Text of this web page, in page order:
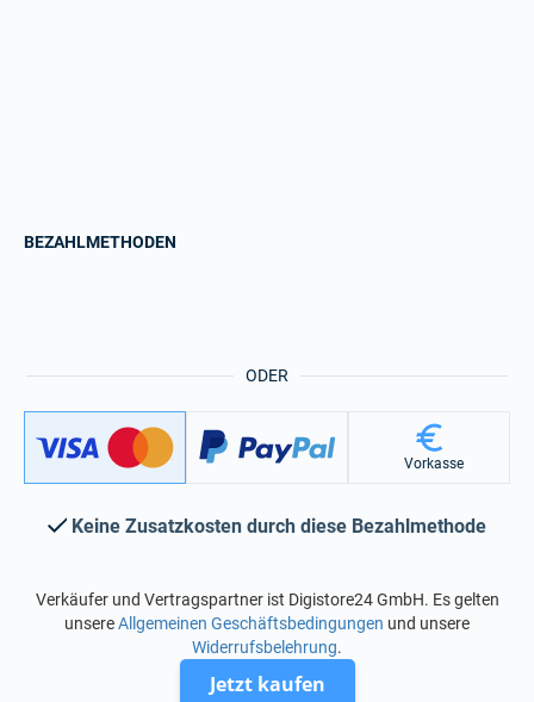
ODER
BEZAHLMETHODEN
Vorkasse
Keine Zusatzkosten durch diese Bezahlmethode
Verkäufer und Vertragspartner ist Digistore24 GmbH. Es gelten
unsereAllgemeinen Geschäftsbedingungen und unsere
Widerrufsbelehrung.
Jetzt kaufen